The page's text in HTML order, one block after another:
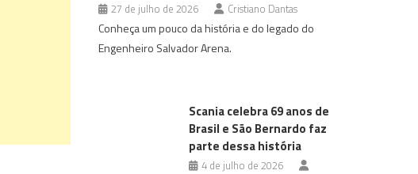
27 de julho de 2026 Cristiano Dantas
Conheça um pouco da história e do legado do
Engenheiro Salvador Arena.
Scania celebra 69 anos de
Brasil e São Bernardo faz
parte dessa história
4 de julho de 2026